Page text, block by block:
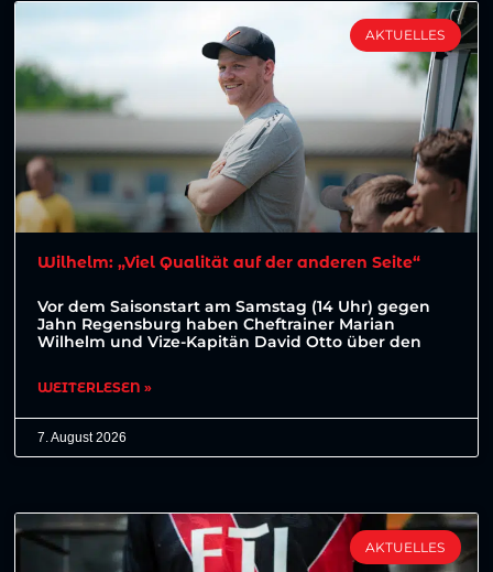
AKTUELLES
Wilhelm: „Viel Qualität auf der anderen Seite“
Vor dem Saisonstart am Samstag (14 Uhr) gegen
Jahn Regensburg haben Cheftrainer Marian
Wilhelm und Vize-Kapitän David Otto über den
WEITERLESEN »
7. August 2026
AKTUELLES